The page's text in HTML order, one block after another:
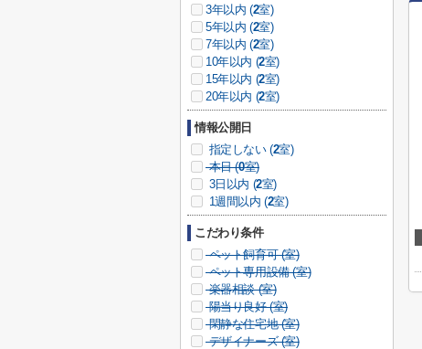
3年以内 (2室)
5年以内 (2室)
7年以内 (2室)
10年以内 (2室)
15年以内 (2室)
20年以内 (2室)
情報公開日
指定しない (2室)
本日 (0室)
3日以内 (2室)
1週間以内 (2室)
こだわり条件
ペット飼育可 (室)
ペット専用設備 (室)
楽器相談 (室)
陽当り良好 (室)
閑静な住宅地 (室)
デザイナーズ (室)